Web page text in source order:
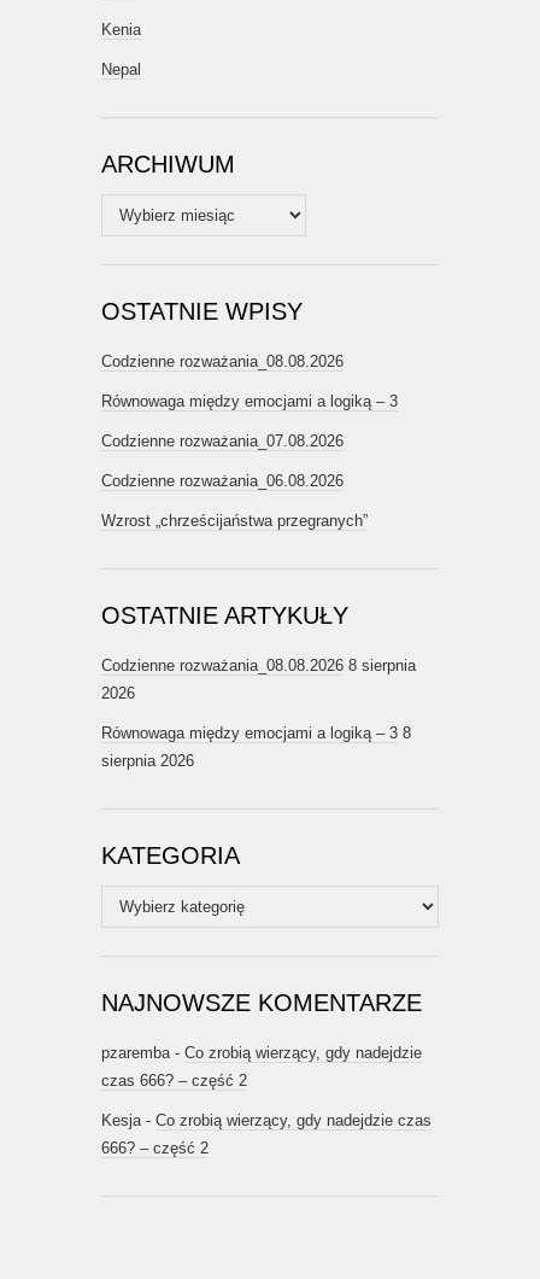
Kenia
Nepal
ARCHIWUM
Archiwum
OSTATNIE WPISY
Codzienne rozważania_08.08.2026
Równowaga między emocjami a logiką – 3
Codzienne rozważania_07.08.2026
Codzienne rozważania_06.08.2026
Wzrost „chrześcijaństwa przegranych”
OSTATNIE ARTYKUŁY
Codzienne rozważania_08.08.2026 8 sierpnia
2026
Równowaga między emocjami a logiką – 3 8
sierpnia 2026
KATEGORIA
Kategoria
NAJNOWSZE KOMENTARZE
pzaremba- Co zrobią wierzący, gdy nadejdzie
czas 666? – część 2
Kesja- Co zrobią wierzący, gdy nadejdzie czas
666? – część 2